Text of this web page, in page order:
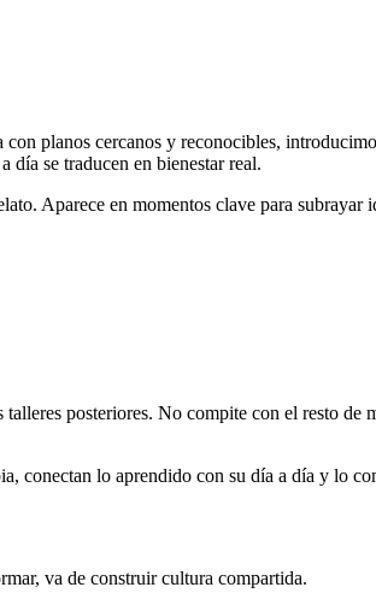
planos cercanos y reconocibles,
día se traducen en bienestar real.
Aparece en momentos clave para
posteriores. No compite con el resto de
conectan lo aprendido con su día a día y lo
va de construir cultura compartida.